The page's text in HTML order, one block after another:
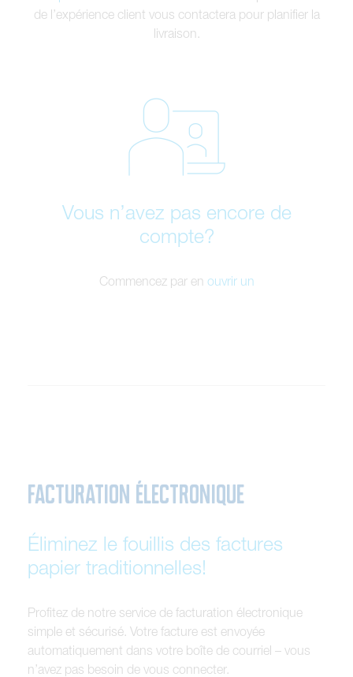
de l’expérience client vous contactera pour planifier la
livraison.
Vous n’avez pas encore de
compte?
Commencez par en ouvrir un
FACTURATION ÉLECTRONIQUE
Éliminez le fouillis des factures
papier traditionnelles!
Profitez de notre service de facturation électronique
simple et sécurisé Votre facture est envoyée
automatiquement dans votre boîte de courriel – vous
n’avez pas besoin de vous connecter.